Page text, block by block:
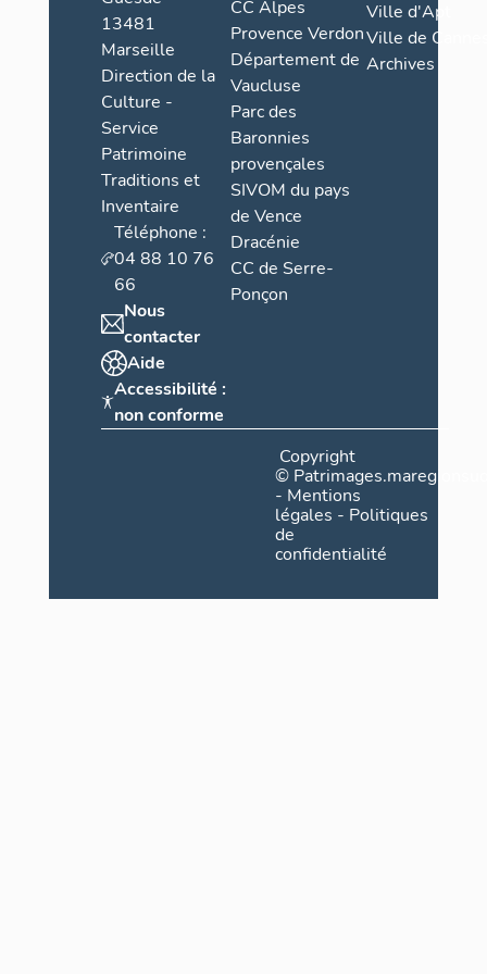
13481
Marseille
Direction de la
Culture -
Service
Patrimoine
Traditions et
Inventaire
Téléphone :
04 88 10 76
66
Nous
contacter
Aide
Accessibilité :
non conforme
CC Alpes
Provence Verdon
Département de
Vaucluse
Parc des
Baronnies
provençales
SIVOM du pays
de Vence
Dracénie
CC de Serre-
Ponçon
Ville d'Apt
Ville de
Archives
Copyright
©
- Mentions
légales - Politiques
de
confidentialité